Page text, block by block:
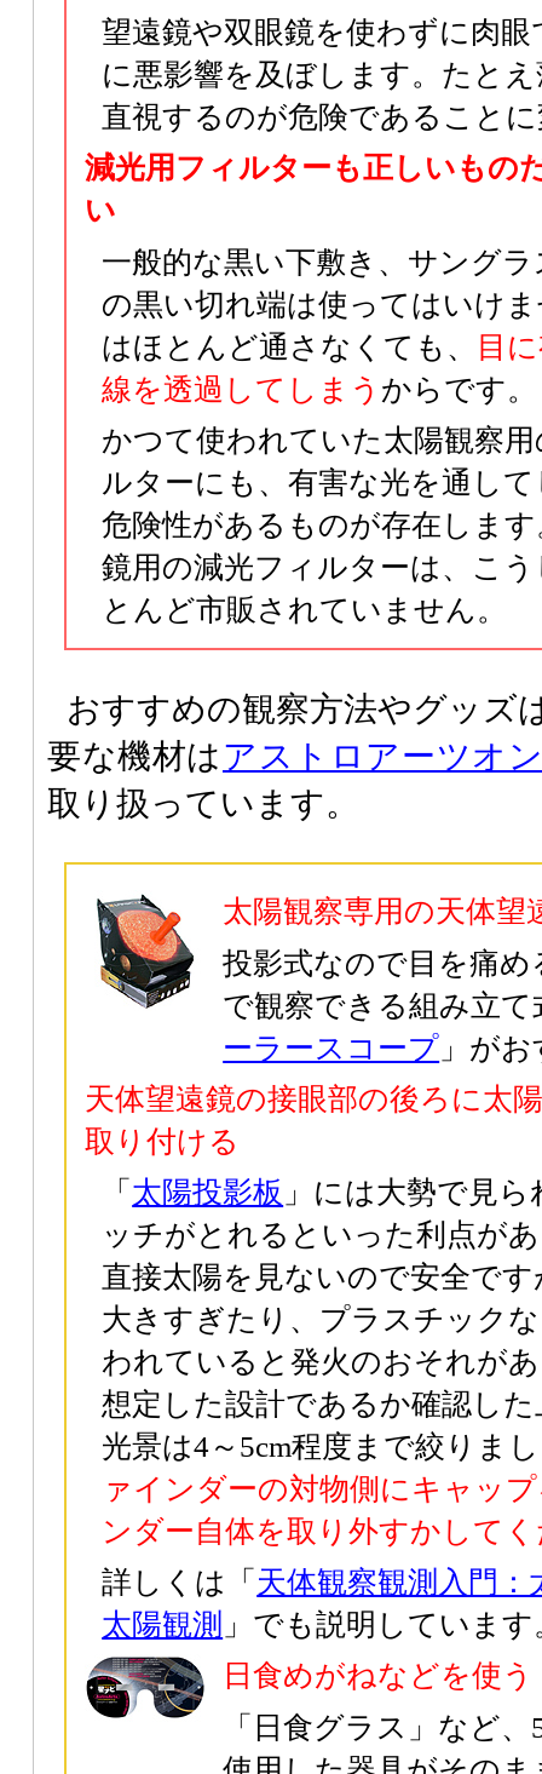
望遠鏡や双眼鏡を使わずに肉
に悪影響を及ぼします。たと
直視するのが危険であること
減光用フィルターも正しいもの
い
一般的な黒い下敷き、サング
の黒い切れ端は使ってはいけ
はほとんど通さなくても、
目
線を透過してしまう からです。
かつて使われていた太陽観察
ルターにも、有害な光を通し
危険性があるものが存在しま
鏡用の減光フィルターは、こ
とんど市販されていません。
おすすめの観察方法やグッズ
要な機材はアストロアーツオ
取り扱っています。
太陽観察専用の天体望
投影式なので目を痛
で観察できる組み立て
ーラースコープ 」が
天体望遠鏡の接眼部の後ろに太
取り付ける
「 太陽投影板 」には大勢で見
ッチがとれるといった利点が
直接太陽を見ないので安全で
大きすぎたり、プラスチック
われていると発火のおそれが
想定した設計であるか確認し
光景は4～5cm程度まで絞りま
ァインダーの対物側にキャッ
ンダー自体を取り外すかして
詳しくは「 天体観察観測入門
太陽観測 」でも説明しています
日食めがねなどを使う
「日食グラス」など